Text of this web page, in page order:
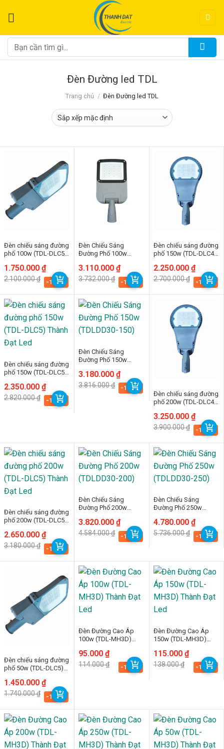
dung
Tìm
kiếm:
Đèn Đường led TDL
Trang chủ / Đèn Đường led TDL
Đèn chiếu sáng đường
phố 100w (TDL-DLC5)
2.100.000₫
Giá
gốc
là:
1.750.000 ₫
Giá
hiện
tại
1.750.000 ₫.
-16.7%
Đèn Chiếu Sáng
Đường Phố 100w
3.732.000₫
Giá
gốc
là:
3.110.000₫
Giá
hiện
tại
3.110.000 ₫.
-16.7%
Đèn chiếu sáng đường
phố 150w (TDL-DLC4)
2.700.000₫
Giá
gốc
là:
2.250.000 ₫
Giá
hiện
tại
2.250.000 ₫.
-16.7%
Đèn chiếu sáng đường
phố 150w (TDL-DLC5)
2.820.000₫
Giá
gốc
là:
2.350.000 ₫
Giá
hiện
tại
-16.7%
Đèn Chiếu Sáng
Đường Phố 150w
3.816.000₫
Giá
gốc
là:
3.180.000₫
Giá
hiện
tại
-16.7%
Đèn chiếu sáng đường
phố 200w (TDL-DLC4)
3.900.000₫
Giá
gốc
là:
3.250.000 ₫
Giá
hiện
tại
3.250.000 ₫.
-16.7%
Đèn chiếu sáng đường
phố 200w (TDL-DLC5)
3.180.000₫
Giá
gốc
là:
2.650.000 ₫
Giá
hiện
tại
2.650.000 ₫.
-16.7%
Đèn Chiếu Sáng
Đường Phố 200w
4.584.000₫
Giá
gốc
là:
3.820.000₫
Giá
hiện
tại
-16.7%
Đèn Chiếu Sáng
Đường Phố 250w
5.736.000₫
Giá
gốc
là:
4.780.000 ₫
Giá
hiện
tại
-16.7%
Đèn chiếu sáng đường
phố 50w (TDL-DLC5)
1.740.000₫
Giá
gốc
là:
1.450.000 ₫
Giá
hiện
tại
1.450.000 ₫.
-16.7%
Đèn Đường Cao Áp
100w (TDL-MH3D)
114.000₫
Giá
gốc
là:
95.000₫
Giá
hiện
tại
-16.7%
Đèn Đường Cao Áp
150w (TDL-MH3D)
138.000₫
Giá
gốc
là:
115.000 ₫
Giá
hiện
tại
-16.7%